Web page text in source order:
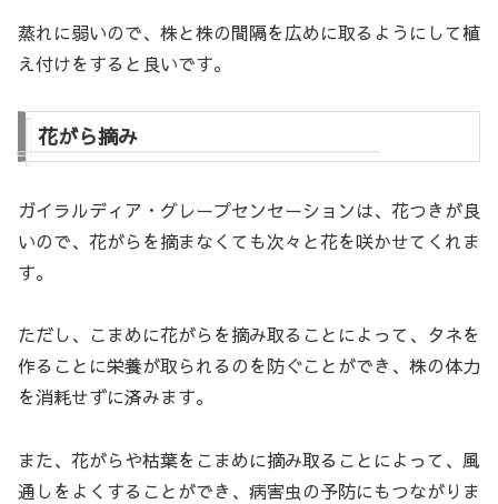
蒸れに弱いので、株と株の間隔を広めに取るようにして植
え付けをすると良いです。
花がら摘み
ガイラルディア・グレープセンセーションは、花つきが良
いので、花がらを摘まなくても次々と花を咲かせてくれま
す。
ただし、こまめに花がらを摘み取ることによって、タネを
作ることに栄養が取られるのを防ぐことができ、株の体力
を消耗せずに済みます。
また、花がらや枯葉をこまめに摘み取ることによって、風
通しをよくすることができ、病害虫の予防にもつながりま